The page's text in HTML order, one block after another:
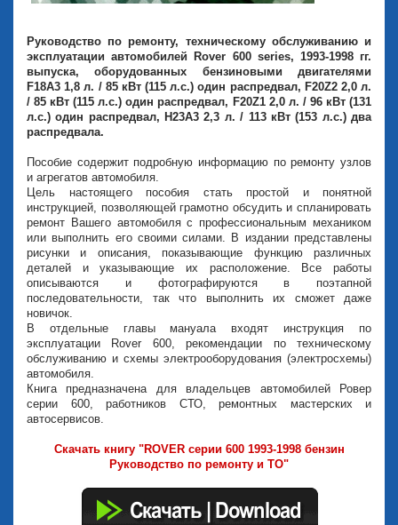
Руководство по ремонту, техническому обслуживанию и
эксплуатации автомобилей Rover 600 series, 1993-1998 гг.
выпуска, оборудованных бензиновыми двигателями
F18A3 1,8 л. / 85 кВт (115 л.с.) один распредвал, F20Z2 2,0 л.
/ 85 кВт (115 л.с.) один распредвал, F20Z1 2,0 л. / 96 кВт (131
л.с.) один распредвал, H23A3 2,3 л. / 113 кВт (153 л.с.) два
распредвала.
Пособие содержит подробную информацию по ремонту узлов
и агрегатов автомобиля.
Цель настоящего пособия стать простой и понятной
инструкцией, позволяющей грамотно обсудить и спланировать
ремонт Вашего автомобиля с профессиональным механиком
или выполнить его своими силами. В издании представлены
рисунки и описания, показывающие функцию различных
деталей и указывающие их расположение. Все работы
описываются и фотографируются в поэтапной
последовательности, так что выполнить их сможет даже
новичок.
В отдельные главы мануала входят инструкция по
эксплуатации Rover 600, рекомендации по техническому
обслуживанию и схемы электрооборудования (электросхемы)
автомобиля.
Книга предназначена для владельцев автомобилей Ровер
серии 600, работников СТО, ремонтных мастерских и
автосервисов.
Скачать книгу "ROVER серии 600 1993-1998 бензин
Руководство по ремонту и ТО"